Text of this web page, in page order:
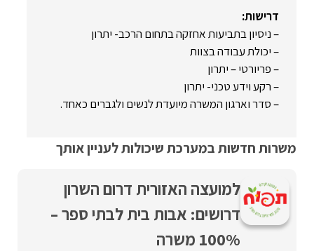
דרישות:
– ניסיון בתביעות אחזקה בתחום הרכב- יתרון
– יכולת עבודה בצוות
– פריורטי – יתרון
– רקע וידע טכני- יתרון
– סדר וארגון המשרה מיועדת לנשים ולגברים כאחד.
משרות חדשות במערכת שיכולות לעניין אותך
למועצה האזורית דרום השרון
דרושים: אבות בית לבתי ספר –
100% משרה